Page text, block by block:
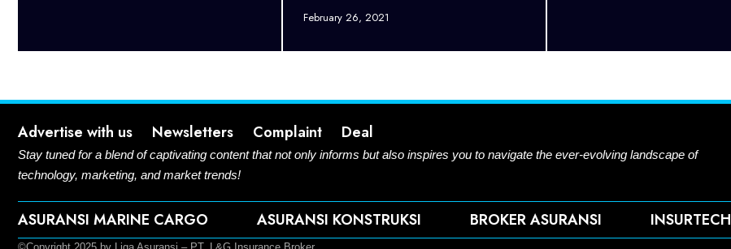
February 26, 2021
Advertise with us Newsletters Complaint Deal
Stay tuned for a blend of captivating content that not only informs but also inspires you to navigate the ever-evolving landscape of
technology, marketing, and market trends!
ASURANSI MARINE CARGO ASURANSI KONSTRUKSI BROKER ASURANSI INSURTECH